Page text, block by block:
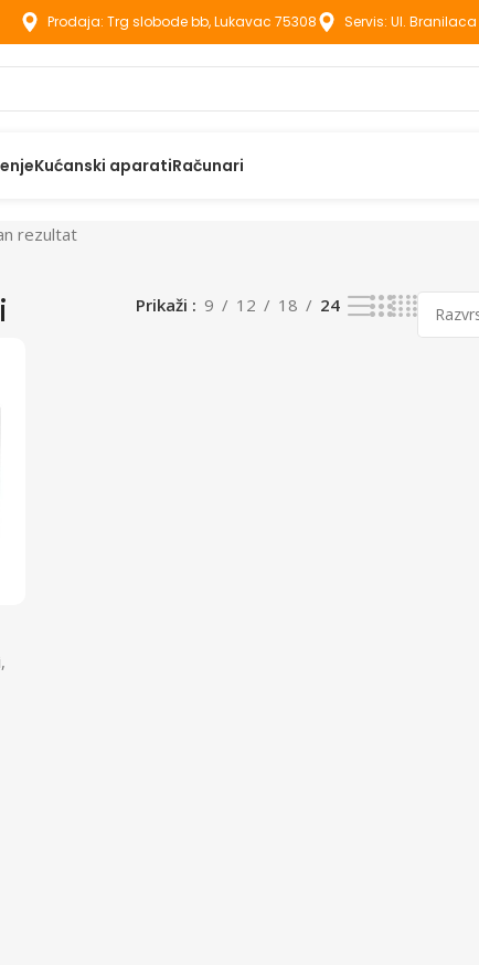
Prodaja: Trg slobode bb, Lukavac 75308 Servis: Ul.
Kućanski aparatiRačunari
rezultat
Prikaži 9 12 18 24
,